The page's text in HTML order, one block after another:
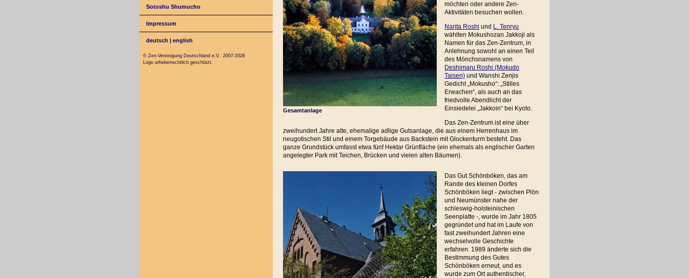
Sotoshu Shumucho
Impressum
deutsch |english
Gesamtanlage
möchten oder andere Zen-
Aktivitäten besuchen wollen.
Narita Roshi und L. Tenryu
wählten Mokushozan Jakkoji als
Namen für das Zen-Zentrum, in
Anlehnung sowohl an einen Teil
des Mönchsnamens von
Deshimaru Roshi (Mokudo
Taisen) und Wanshi Zenjis
Gedicht „Mokusho“: „Stilles
Erwachen“, als auch an das
friedvolle Abendlicht der
Einsiedelei „Jakkoin“ bei Kyoto.
Das Zen-Zentrum ist eine über
zweihundert Jahre alte, ehemalige adlige Gutsanlage, die aus einem Herrenhaus im
neugotischen Stil und einem Torgebäude aus Backstein mit Glockenturm besteht. Das
ganze Grundstück umfasst etwa fünf Hektar Grünfläche (ein ehemals als englischer Garten
angelegter Park mit Teichen, Brücken und vielen alten Bäumen).
Das Gut Schönböken, das am
Rande des kleinen Dorfes
Schönböken liegt - zwischen Plön
und Neumünster nahe der
schleswig-holsteinischen
Seenplatte -, wurde im Jahr 1805
gegründet und hat im Laufe von
fast zweihundert Jahren eine
wechselvolle Geschichte
erfahren. 1989 änderte sich die
Bestimmung des Gutes
Schönböken erneut, und es
wurde zum Ort authentischer,
© Zen-Vereinigung Deutschland e.V. 2007-2026
Logo urheberrechtlich geschützt.